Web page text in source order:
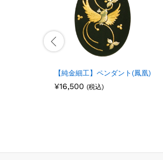
【純金細工】ペンダント(鳳凰)
¥16,500 (税込)
¥16,500